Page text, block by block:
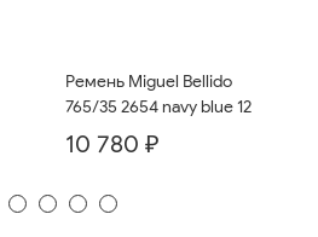
Ремень Miguel Bellido
765/35 2654 navy blue 12
10 780 ₽